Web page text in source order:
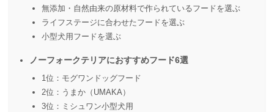
無添加・自然由来の原材料で作られているフードを選ぶ
ライフステージに合わせたフードを選ぶ
小型犬用フードを選ぶ
ノーフォークテリアにおすすめフード6選
1位：モグワンドッグフード
2位：うまか（UMAKA）
3位：ミシュワン小型犬用